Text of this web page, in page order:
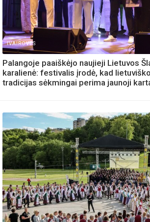
IVAIROVES
Palangoje paaiškėjo naujieji Lietuvos
karalienė: festivalis įrodė, kad
tradicijas sėkmingai perima jaunoji